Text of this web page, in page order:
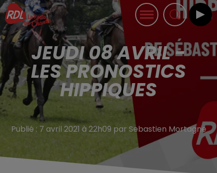
JEUDI 08 AVRIL -
LES PRONOSTICS
HIPPIQUES
Publié : 7 avril 2021 à 22h09 par Sebastien Mortagne